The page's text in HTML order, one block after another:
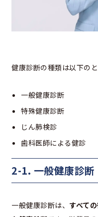
健康診断の種類は以下のと
一般健康診断
特殊健康診断
じん肺検診
歯科医師による健診
2-1. 一般健康診断
一般健康診断は、 すべて